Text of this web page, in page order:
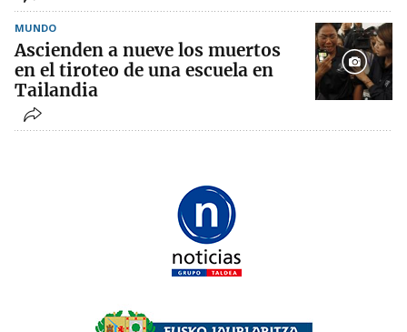
MUNDO
Ascienden a nueve los muertos
en el tiroteo de una escuela en
Tailandia